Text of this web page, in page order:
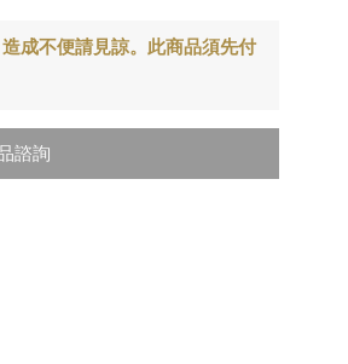
成不便請見諒。此商品須先付
諮詢